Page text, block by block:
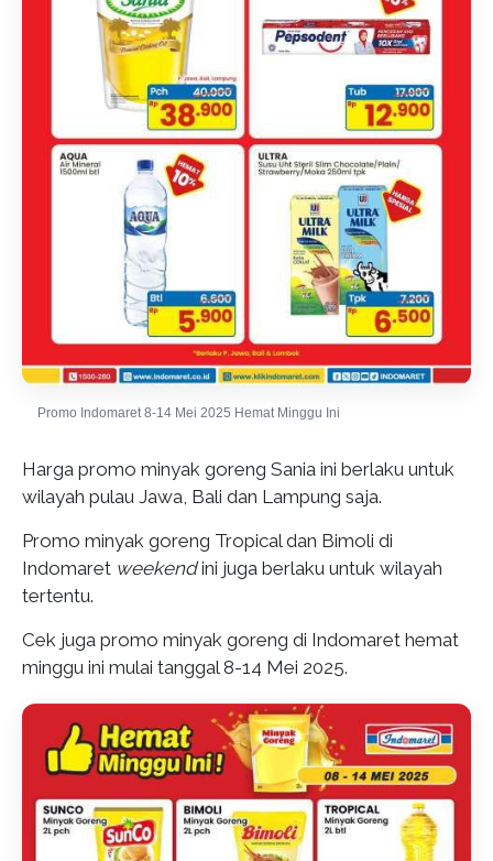
Promo Indomaret 8-14 Mei 2025 Hemat Minggu Ini
Harga promo minyak goreng Sania ini berlaku untuk
wilayah pulau Jawa, Bali dan Lampung saja.
Promo minyak goreng Tropical dan Bimoli di
Indomaret weekendini juga berlaku untuk wilayah
tertentu.
Cek juga promo minyak goreng di Indomaret hemat
minggu ini mulai tanggal 8-14 Mei 2025.